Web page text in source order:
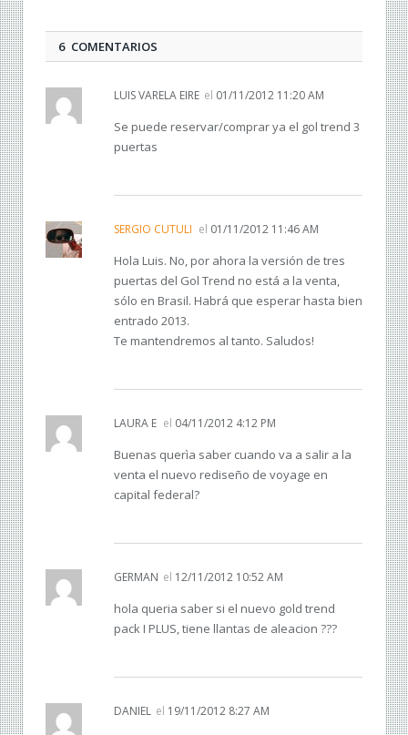
6 COMENTARIOS
LUIS VARELA EIRE el 01/11/2012 11:20 AM
Se puede reservar/comprar ya el gol trend 3
puertas
SERGIO CUTULI el 01/11/2012 11:46 AM
Hola Luis. No, por ahora la versión de tres
puertas del Gol Trend no está a la venta,
sólo en Brasil. Habrá que esperar hasta bien
entrado 2013.
Te mantendremos al tanto. Saludos!
LAURA E el 04/11/2012 4:12 PM
Buenas querìa saber cuando va a salir a la
venta el nuevo rediseño de voyage en
capital federal?
GERMAN el 12/11/2012 10:52 AM
hola queria saber si el nuevo gold trend
pack I PLUS, tiene llantas de aleacion ???
DANIEL el 19/11/2012 8:27 AM